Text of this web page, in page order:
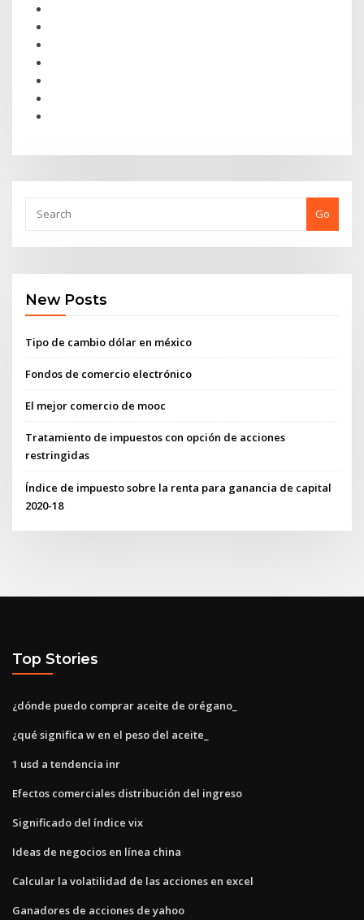
Go
New Posts
Tipo de cambio dólar en méxico
Fondos de comercio electrónico
El mejor comercio de mooc
Tratamiento de impuestos con opción de acciones
restringidas
Índice de impuesto sobre la renta para ganancia de capital
2020-18
Top Stories
¿dónde puedo comprar aceite de orégano_
¿qué significa w en el peso del aceite_
1 usd a tendencia inr
Efectos comerciales distribución del ingreso
Significado del índice vix
Ideas de negocios en línea china
Calcular la volatilidad de las acciones en excel
Ganadores de acciones de yahoo